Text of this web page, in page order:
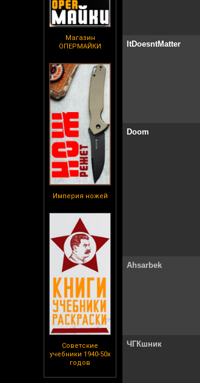
Магазин
ОПЕРМАЙКИ
Империя ножей
Советские
учебники 1940-50х
годов
ItDoesntMatter
Doom
Ahsarbek
ЧГКшник